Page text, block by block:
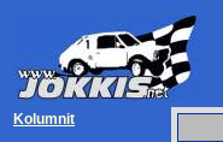
Kolumnit